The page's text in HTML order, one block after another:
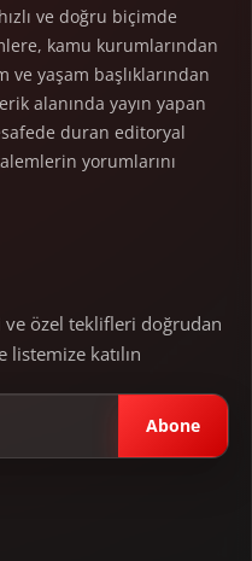
ve doğru biçimde
kamu kurumlarından
yaşam başlıklarından
alanında yayın yapan
duran editoryal
yorumlarını
özel teklifleri doğrudan
katılın
Abone